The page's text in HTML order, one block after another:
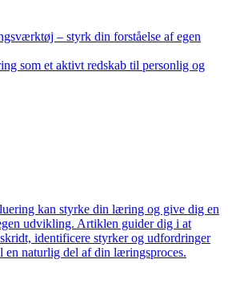
– styrk din forståelse af egen
som et aktivt redskab til personlig og
kan styrke din læring og give dig en
udvikling. Artiklen guider dig i at
identificere styrker og udfordringer
en naturlig del af din læringsproces.